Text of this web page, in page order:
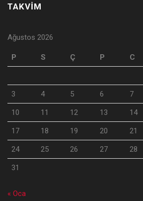
TAKVİM
Ağustos 2026
P S Ç P C
3 4 5 6 7
10 11 12 13 14
17 18 19 20 21
24 25 26 27 28
31
« Oca